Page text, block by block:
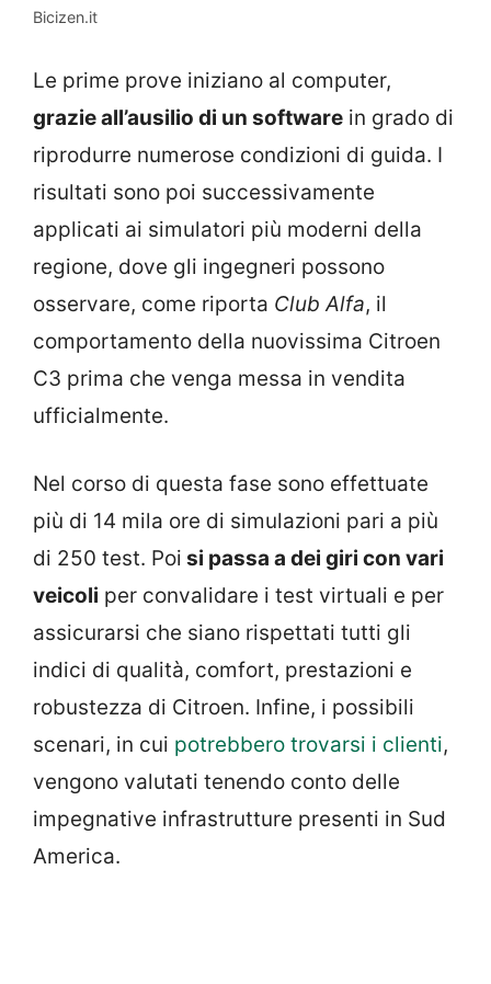
Bicizen.it
Le prime prove iniziano al computer,
grazie all’ausilio di un software in grado di
riprodurre numerose condizioni di guida. I
risultati sono poi successivamente
applicati ai simulatori più moderni della
regione, dove gli ingegneri possono
osservare, come riporta Club Alfa, il
comportamento della nuovissima Citroen
C3 prima che venga messa in vendita
ufficialmente.
Nel corso di questa fase sono effettuate
più di 14 mila ore di simulazioni pari a più
di 250 test. Poi si passa a dei giri con vari
veicoli per convalidare i test virtuali e per
assicurarsi che siano rispettati tutti gli
indici di qualità, comfort, prestazioni e
robustezza di Citroen. Infine, i possibili
scenari, in cui potrebbero trovarsi i clienti,
vengono valutati tenendo conto delle
impegnative infrastrutture presenti in Sud
America.